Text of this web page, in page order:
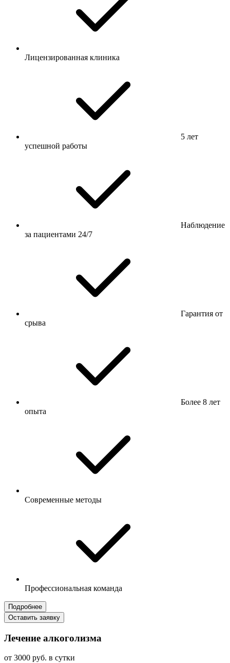
Лицензированная клиника
5 лет
успешной работы
Наблюдение
за пациентами 24/7
Гарантия от
срыва
Более 8 лет
опыта
Современные методы
Профессиональная команда
Подробнее
Оставить заявку
Лечение алкоголизма
от 3000 руб. в сутки